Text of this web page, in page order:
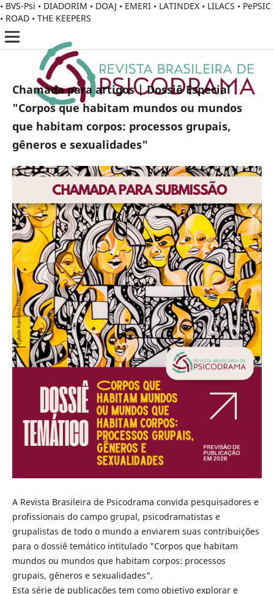
• BVS-Psi • DIADORIM • DOAJ • EMERI • LATINDEX • LILACS • PePSIC
• ROAD • THE KEEPERS
Chamada para artigos | Dossiê Especial
"Corpos que habitam mundos ou mundos
que habitam corpos: processos grupais,
gêneros e sexualidades"
A Revista Brasileira de Psicodrama convida pesquisadores e
profissionais do campo grupal, psicodramatistas e
grupalistas de todo o mundo a enviarem suas contribuições
para o dossiê temático intitulado "Corpos que habitam
mundos ou mundos que habitam corpos: processos
grupais, gêneros e sexualidades".
Esta série de publicações tem como objetivo explorar e